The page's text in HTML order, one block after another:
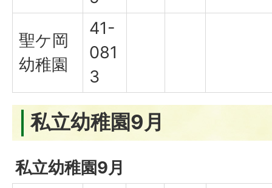
聖ケ岡
幼稚園
41-
081
3
私立幼稚園9月
私立幼稚園9月